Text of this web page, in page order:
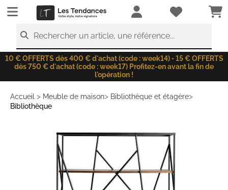
LesTendances.fr
Rechercher un article, une référence...
10 € OFFERTS dès 400 € d'achat (code : week14) • 15 € OFFERTS
dès 750 € d'achat (code : week17) Profitez-en avant la fin de
l'opération !
Accueil > Meuble de maison> Bibliothèque et étagère>
Bibliothèque